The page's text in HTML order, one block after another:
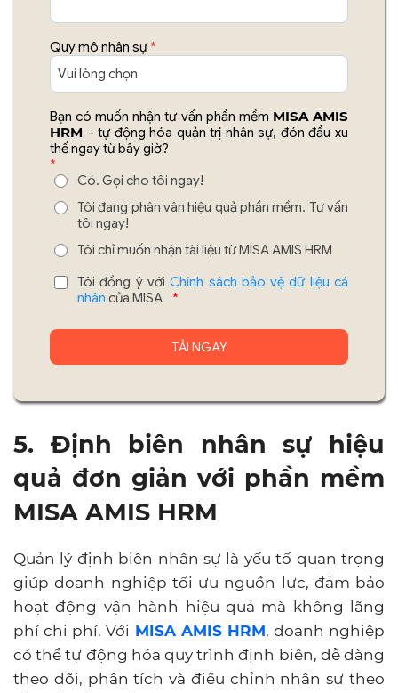
Quy mô nhân sự *
Bạn có muốn nhận tư vấn phần mềm MISA AMIS
HRM - tự động hóa quản trị nhân sự, đón đầu xu
thế ngay từ bây giờ?
*
Có. Gọi cho tôi ngay!
Tôi đang phân vân hiệu quả phần mềm. Tư vấn
tôi ngay!
Tôi chỉ muốn nhận tài liệu từ MISA AMIS HRM
Tôi đồng ý vớiChính sách bảo vệ dữ liệu cá
nhân của MISA *
5. Định biên nhân sự hiệu
quả đơn giản với phần mềm
MISA AMIS HRM
Quản lý định biên nhân sự là yếu tố quan trọng
giúp doanh nghiệp tối ưu nguồn lực, đảm bảo
hoạt động vận hành hiệu quả mà không lãng
phí chi phí. Với MISA AMIS HRM, doanh nghiệp
có thể tự động hóa quy trình định biên, dễ dàng
theo dõi, phân tích và điều chỉnh nhân sự theo